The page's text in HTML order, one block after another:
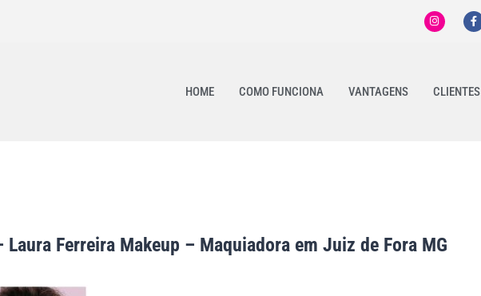
HOME COMO FUNCIONA VANTAGENS CLIENTES
Ferreira Makeup – Maquiadora em Juiz de Fora MG